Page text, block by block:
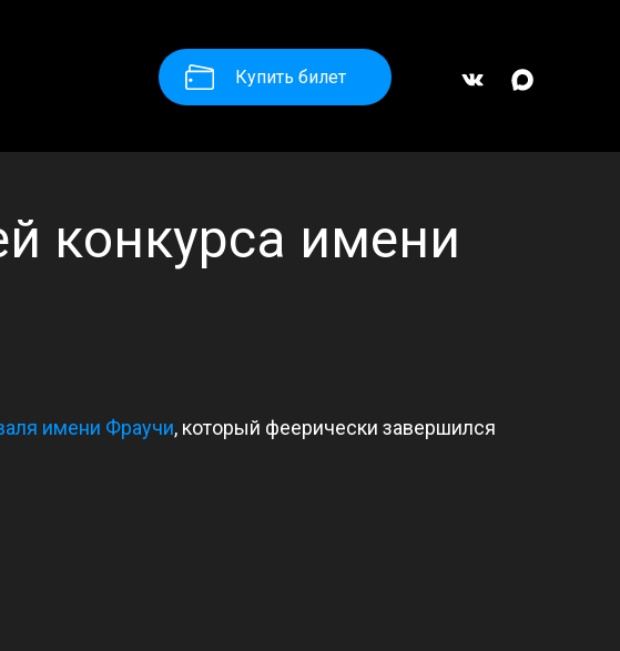
Купить билет
конкурса имени
имени Фраучи, который феерически завершился